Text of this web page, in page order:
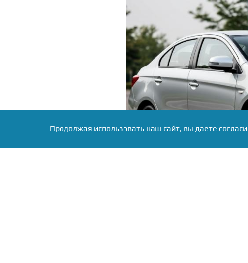
Продолжая использовать наш сайт, вы даете